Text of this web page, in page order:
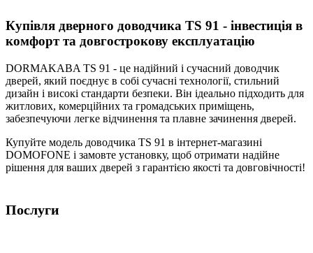
Купівля дверного доводчика TS 91 - інвестиція в
комфорт та довгострокову експлуатацію
DORMAKABA TS 91 - це надійний і сучасний доводчик
дверей, який поєднує в собі сучасні технології, стильний
дизайн і високі стандарти безпеки. Він ідеально підходить для
житлових, комерційних та громадських приміщень,
забезпечуючи легке відчинення та плавне зачинення дверей.
Купуйте модель доводчика TS 91 в інтернет-магазині
DOMOFONE і замовте установку, щоб отримати надійне
рішення для ваших дверей з гарантією якості та довговічності!
Послуги